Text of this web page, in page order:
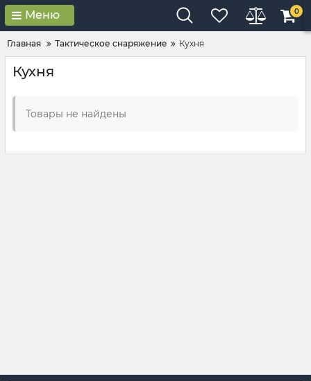
Меню 0
Главная Тактическое снаряжение Кухня
Кухня
Товары не найдены